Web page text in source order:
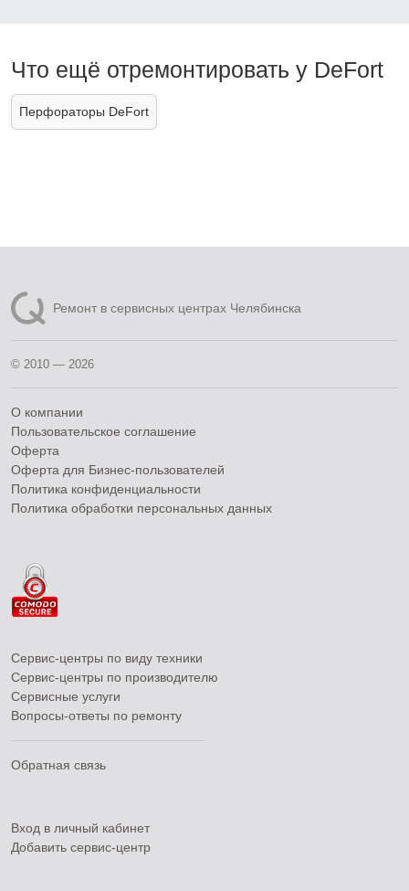
Что ещё отремонтировать у DeFort
Перфораторы DeFort
Ремонт в сервисных центрах Челябинска
© 2010 — 2026
О компании
Пользовательское соглашение
Оферта
Оферта для Бизнес-пользователей
Политика конфиденциальности
Политика обработки персональных данных
Сервис-центры по виду техники
Сервис-центры по производителю
Сервисные услуги
Вопросы-ответы по ремонту
Обратная связь
Вход в личный кабинет
Добавить сервис-центр